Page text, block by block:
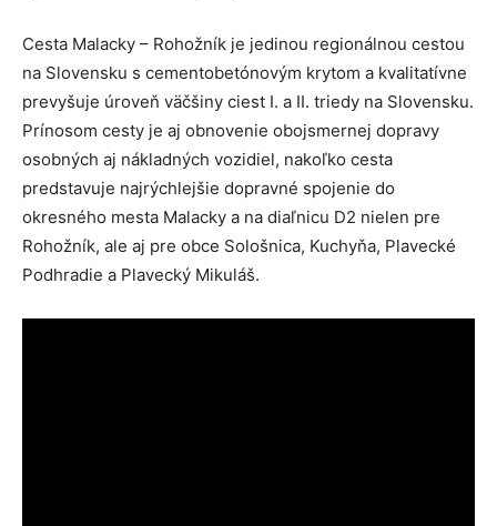
Cesta Malacky – Rohožník je jedinou regionálnou cestou
na Slovensku s cementobetónovým krytom a kvalitatívne
prevyšuje úroveň väčšiny ciest I. a II. triedy na Slovensku.
Prínosom cesty je aj obnovenie obojsmernej dopravy
osobných aj nákladných vozidiel, nakoľko cesta
predstavuje najrýchlejšie dopravné spojenie do
okresného mesta Malacky a na diaľnicu D2 nielen pre
Rohožník, ale aj pre obce Sološnica, Kuchyňa, Plavecké
Podhradie a Plavecký Mikuláš.